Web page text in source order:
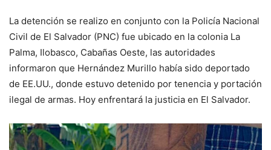
La detención se realizo en conjunto con la Policía Nacional
Civil de El Salvador (PNC) fue ubicado en la colonia La
Palma, Ilobasco, Cabañas Oeste, las autoridades
informaron que Hernández Murillo había sido deportado
de EE.UU., donde estuvo detenido por tenencia y portación
ilegal de armas. Hoy enfrentará la justicia en El Salvador.